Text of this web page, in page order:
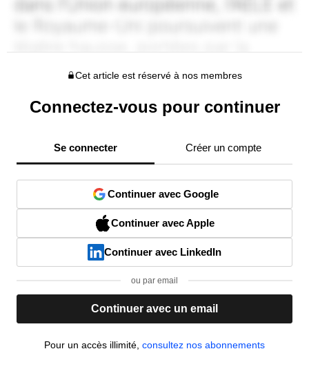
Cet article est réservé à nos membres
Connectez-vous pour continuer
Se connecter Créer un compte
Continuer avec Google
Continuer avec Apple
Continuer avec LinkedIn
ou par email
Continuer avec un email
Pour un accès illimité, consultez nos abonnements